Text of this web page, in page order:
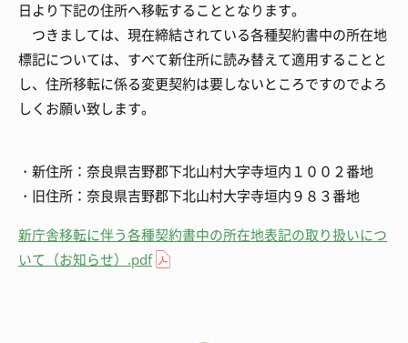
日より下記の住所へ移転することとなります。
つきましては、現在締結されている各種契約書中の所在地
標記については、すべて新住所に読み替えて適用することと
し、住所移転に係る変更契約は要しないところですのでよろ
しくお願い致します。
・新住所：奈良県吉野郡下北山村大字寺垣内１００２番地
・旧住所：奈良県吉野郡下北山村大字寺垣内９８３番地
新庁舎移転に伴う各種契約書中の所在地表記の取り扱いにつ
いて（お知らせ）.pdf